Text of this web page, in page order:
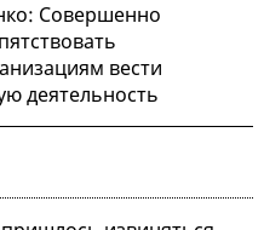
Совершенно
вести
деятельность